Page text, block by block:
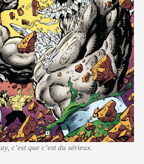
c’est que c’est du sérieux.